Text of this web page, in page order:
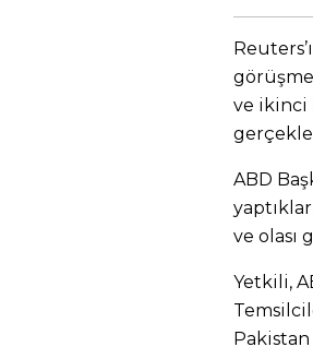
ve ikinci
ABD
ve olası
Yetkili,
Pakistan